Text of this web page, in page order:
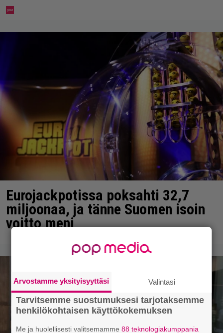
Eurojackpotissa poksahti 32,7
miljoonaa, ja tänne Suomen isoin
voitto meni
Arvostamme yksityisyyttäsi Valintasi
Tarvitsemme suostumuksesi tarjotaksemme
henkilökohtaisen käyttökokemuksen
Me ja huolellisesti valitsemamme88 teknologiakumppania